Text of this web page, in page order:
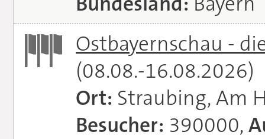
Ostbayernschau -
(08.08.-16.08.2026)
Ort: Straubing, Am
Besucher: 390000,